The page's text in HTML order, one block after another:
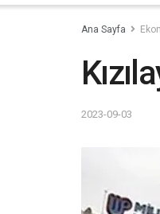
Ana Sayfa
2023-09-03